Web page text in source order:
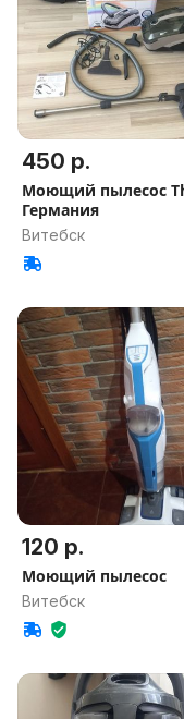
450 р.
Моющий пылесос
Германия
Витебск
120 р.
Моющий пылесос
Витебск